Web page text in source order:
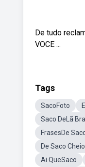
De tudo
VOCE ...
Tags
SacoFoto
Saco DeLã
FrasesDe
De Saco
Ai QueSaco